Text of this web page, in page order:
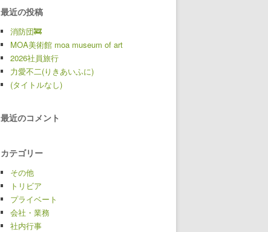
最近の投稿
消防団🚒
MOA美術館 moa museum of art
2026社員旅行
力愛不二(りきあいふに)
(タイトルなし)
最近のコメント
カテゴリー
その他
トリビア
プライベート
会社・業務
社内行事